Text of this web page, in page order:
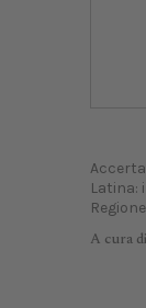
Latina:
A cura di